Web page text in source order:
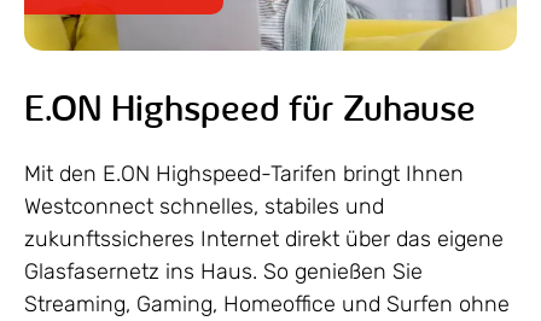
E.ON Highspeed für Zuhause
Mit den E.ON Highspeed-Tarifen bringt Ihnen
Westconnect schnelles, stabiles und
zukunftssicheres Internet direkt über das eigene
Glasfasernetz ins Haus. So genießen Sie
Streaming, Gaming, Homeoffice und Surfen ohne